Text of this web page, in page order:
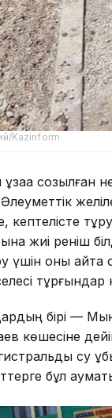
Kazinform
кептелісте
жиі реніш
үшін оны
бірі —
көшесіне
су
бұл